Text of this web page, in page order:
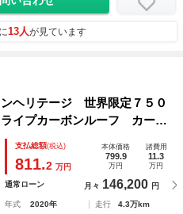
13人が見ています
ヘリテージ 世界限定７５０
イプカーボンルーフ カーボ
ー スタイル６６６Ｍ専用２
ｋａｒｄｏｎ ＨＵＤ アダプ
支払総額(税込)
811.2 万円
本体価格
799.9
万円
諸費用
11.3
万円
通常ローン 月々 146,200 円
年式 2020年 走行
4.3万km